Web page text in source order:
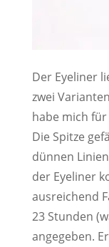
Der Eyeliner
zwei
habe mich
Die Spitze
dünnen
der Eyeliner
ausreichend
23 Stunden
angegeben.